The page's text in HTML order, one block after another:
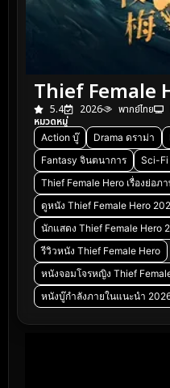
Thief Female
5.4 2026 พากย์ไทย
หมวดหมู่
Action บู๊ Drama ดราม่า
Fantasy จินตนาการ
Sci-
Thief Female Hero เรื่องย่อภ
ดูหนัง Thief Female Hero
นักแสดง Thief Female Hero
รีวิวหนัง Thief Female Hero
หนังจอมโจรหญิง Thief
หนังบู๊กำลังภายในแนะนำ